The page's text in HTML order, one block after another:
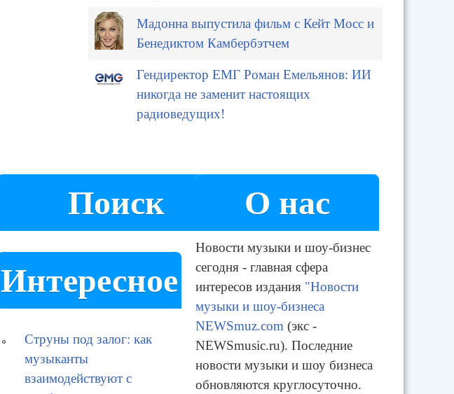
Мадонна выпустила фильм с Кейт Мосс и
Бенедиктом Камбербэтчем
Гендиректор ЕМГ Роман Емельянов: ИИ
никогда не заменит настоящих
радиоведущих!
Поиск
Интересное
Струны под залог: как
музыканты
взаимодействуют с
О нас
Новости музыки и шоу-бизнес
сегодня - главная сфера
интересов издания "Новости
музыки и шоу-бизнеса
NEWSmuz.com (экс -
NEWSmusic.ru). Последние
новости музыки и шоу бизнеса
обновляются круглосуточно.